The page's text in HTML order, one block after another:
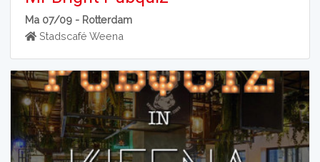
Ma 07/09 - Rotterdam
Stadscafé Weena